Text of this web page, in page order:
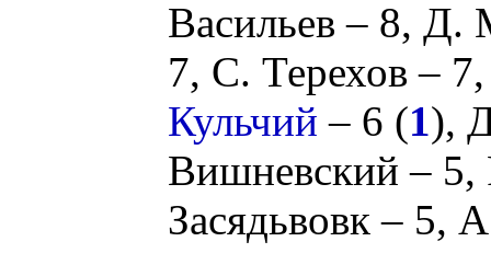
Васильев – 8, Д.
7, С. Терехов –
Кульчий – 6 (1),
Вишневский – 5,
Засядьвовк – 5,